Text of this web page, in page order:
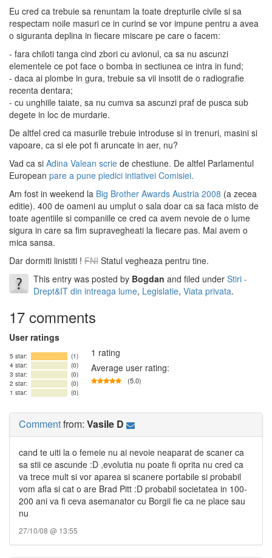
Eu cred ca trebuie sa renuntam la toate drepturile civile si sa
respectam noile masuri ce in curind se vor impune pentru a avea
o siguranta deplina in fiecare miscare pe care o facem:
- fara chiloti tanga cind zbori cu avionul, ca sa nu ascunzi
elementele ce pot face o bomba in sectiunea ce intra in fund;
- daca ai plombe in gura, trebuie sa vii insotit de o radiografie
recenta dentara;
- cu unghiile taiate, sa nu cumva sa ascunzi praf de pusca sub
degete in loc de murdarie.
De altfel cred ca masurile trebuie introduse si in trenuri, masini si
vapoare, ca si ele pot fi aruncate in aer, nu?
Vad ca si Adina Valean scrie de chestiune. De altfel Parlamentul
European pare a pune piedici intiativei Comisiei.
Am fost in weekend la Big Brother Awards Austria 2008 (a zecea
editie). 400 de oameni au umplut o sala doar ca sa faca misto de
toate agentiile si companiile ce cred ca avem nevoie de o lume
sigura in care sa fim supravegheati la fiecare pas. Mai avem o
mica sansa.
Dar dormiti linistiti ! FNI Statul vegheaza pentru tine.
This entry was posted by Bogdan and filed under Stiri -
Drept&IT din intreaga lume, Legislatie, Viata privata.
17 comments
User ratings
5 star:
(1)
4 star:
(0)
3 star:
(0)
2 star:
(0)
1 star:
(0)
1 rating
Average user rating:
(5.0)
Commentfrom: Vasile D
cand te uiti la o femeie nu ai nevoie neaparat de scaner ca
sa stii ce ascunde :D ,evolutia nu poate fi oprita nu cred ca
va trece mult si vor aparea si scanere portabile si probabil
vom afla si cat o are Brad Pitt :D probabil societatea in 100-
200 ani va fi ceva asemanator cu Borgii fie ca ne place sau
nu
27/10/08 @ 13:55